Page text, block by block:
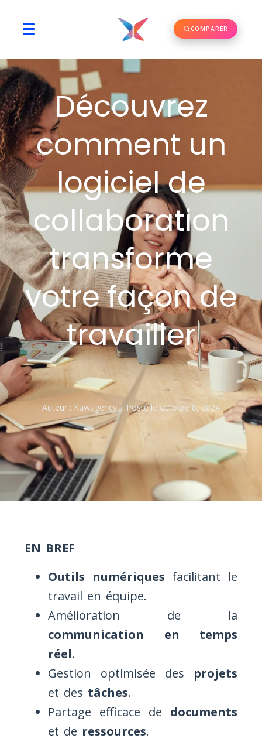
COMPARER
Découvrez
comment un
logiciel de
collaboration
transforme
votre façon de
travailler
Auteur : Kawagency Posté le octobre 8, 2024
EN BREF
Outils numériques facilitant le
travail en équipe.
Amélioration de la
communication en temps
réel.
Gestion optimisée des projets
et des tâches.
Partage efficace de documents
et de ressources.